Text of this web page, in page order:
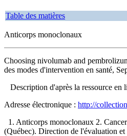
Table des matières
Anticorps monoclonaux
Choosing nivolumab and
des modes d'intervention en santé,
Description d'après la ressource
Adresse électronique : http://
1. Anticorps monoclonaux 2.
(Québec). Direction de l'évaluation et